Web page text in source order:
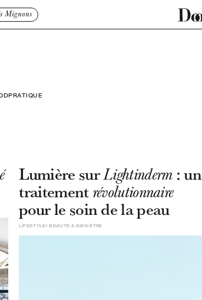
Mignons
PRATIQUE
Lumière surLightinderm: un
traitement révolutionnaire
pour le soin de la peau
BEAUTÉ & BIEN-ÊTRE
LIFESTYLE